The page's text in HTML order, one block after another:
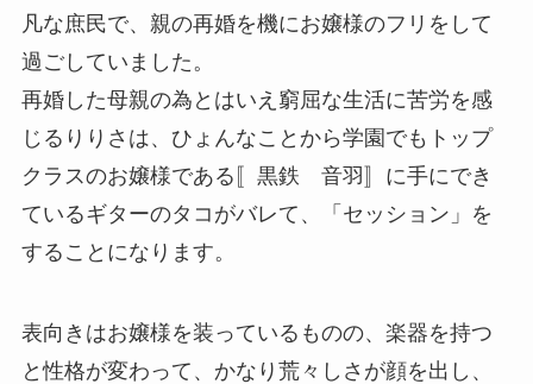
凡な庶民で、親の再婚を機にお嬢様のフリをして
過ごしていました。
再婚した母親の為とはいえ窮屈な生活に苦労を感
じるりりさは、ひょんなことから学園でもトップ
クラスのお嬢様である〚黒鉄 音羽〛に手にでき
ているギターのタコがバレて、「セッション」を
することになります。
表向きはお嬢様を装っているものの、楽器を持つ
と性格が変わって、かなり荒々しさが顔を出し、